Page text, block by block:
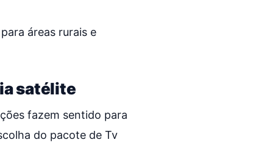
áreas rurais e
satélite
fazem sentido para
do pacote de Tv